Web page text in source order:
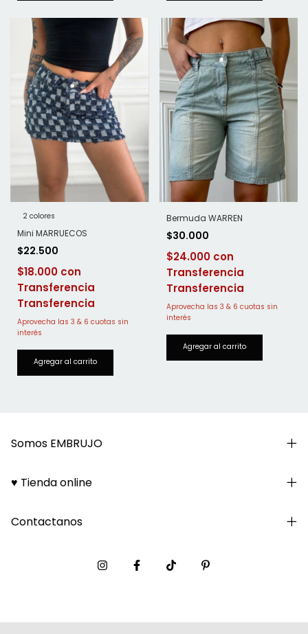
2 colores
Mini MARRUECOS
$22.500
$18.000
Transferencia
Bermuda WARREN
$30.000
$24.000
Transferencia
Somos EMBRUJO
♥ Tienda online
Contactanos